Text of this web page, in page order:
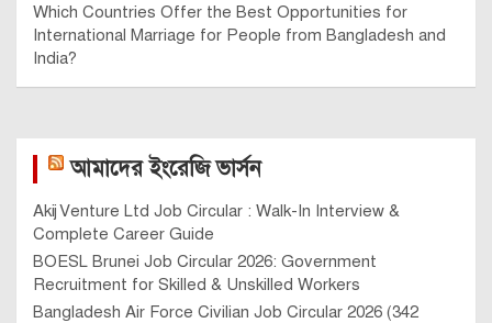
Which Countries Offer the Best Opportunities for
International Marriage for People from Bangladesh and
India?
আমাদের ইংরেজি ভার্সন
Akij Venture Ltd Job Circular : Walk-In Interview &
Complete Career Guide
BOESL Brunei Job Circular 2026: Government
Recruitment for Skilled & Unskilled Workers
Bangladesh Air Force Civilian Job Circular 2026 (342